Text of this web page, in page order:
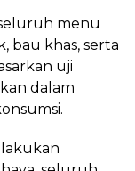
menu
bau khas, serta
uji
dalam